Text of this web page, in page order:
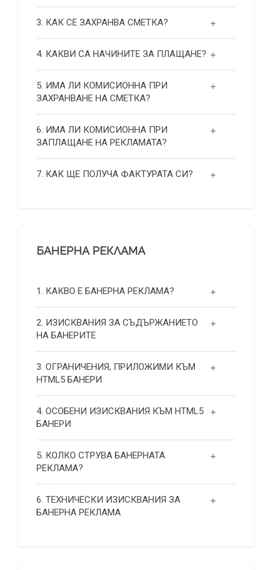
3. КАК СЕ ЗАХРАНВА СМЕТКА?
4. КАКВИ СА НАЧИНИТЕ ЗА ПЛАЩАНЕ?
5. ИМА ЛИ КОМИСИОННА ПРИ
ЗАХРАНВАНЕ НА СМЕТКА?
6. ИМА ЛИ КОМИСИОННА ПРИ
ЗАПЛАЩАНЕ НА РЕКЛАМАТА?
7. КАК ЩЕ ПОЛУЧА ФАКТУРАТА СИ?
БАНЕРНА РЕКЛАМА
1. КАКВО Е БАНЕРНА РЕКЛАМА?
2. ИЗИСКВАНИЯ ЗА СЪДЪРЖАНИЕТО
НА БАНЕРИТЕ
3. ОГРАНИЧЕНИЯ, ПРИЛОЖИМИ КЪМ
HTML5 БАНЕРИ
4. ОСОБЕНИ ИЗИСКВАНИЯ КЪМ HTML5
БАНЕРИ
5. КОЛКО СТРУВА БАНЕРНАТА
РЕКЛАМА?
6. ТЕХНИЧЕСКИ ИЗИСКВАНИЯ ЗА
БАНЕРНА РЕКЛАМА